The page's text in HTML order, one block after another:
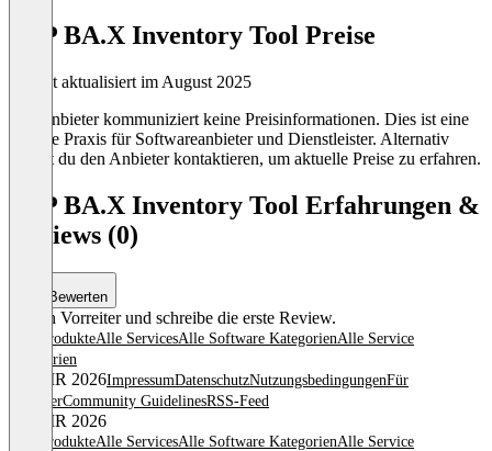
SAP BA.X Inventory Tool Preise
Zuletzt aktualisiert im August 2025
Der Anbieter kommuniziert keine Preisinformationen. Dies ist eine
übliche Praxis für Softwareanbieter und Dienstleister. Alternativ
kannst du den Anbieter kontaktieren, um aktuelle Preise zu erfahren.
SAP BA.X Inventory Tool Erfahrungen &
Reviews (0)
Bewerten
Sei ein Vorreiter und schreibe die erste Review.
Alle ProdukteAlle ServicesAlle Software KategorienAlle Service
Kategorien
© OMR 2026ImpressumDatenschutzNutzungsbedingungenFür
AnbieterCommunity GuidelinesRSS-Feed
© OMR 2026
Alle ProdukteAlle ServicesAlle Software KategorienAlle Service